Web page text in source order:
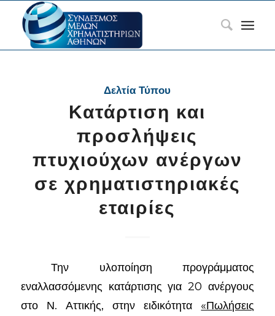
Δελτία Τύπου
Κατάρτιση και
προσλήψεις
πτυχιούχων ανέργων
σε χρηματιστηριακές
εταιρίες
Την υλοποίηση προγράμματος
εναλλασσόμενης κατάρτισης για 20 ανέργους
στο Ν. Αττικής, στην ειδικότητα «Πωλήσεις